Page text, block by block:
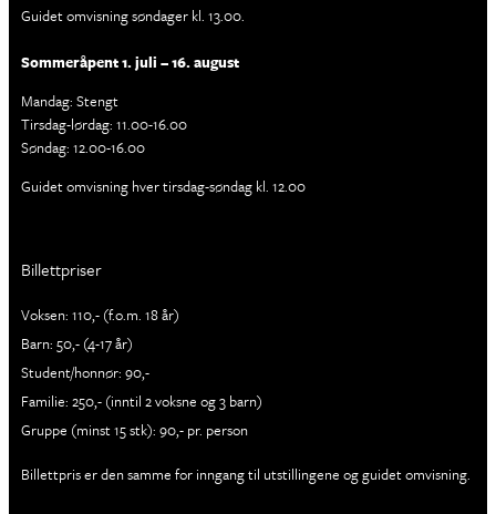
Guidet omvisning søndager kl. 13.00.
Sommeråpent 1. juli – 16. august
Mandag: Stengt
Tirsdag-lørdag: 11.00-16.00
Søndag: 12.00-16.00
Guidet omvisning hver tirsdag-søndag kl. 12.00
Billettpriser
Voksen: 110,- (f.o.m. 18 år)
Barn: 50,- (4-17 år)
Student/honnør: 90,-
Familie: 250,- (inntil 2 voksne og 3 barn)
Gruppe (minst 15 stk): 90,- pr. person
Billettpris er den samme for inngang til utstillingene og guidet omvisning.